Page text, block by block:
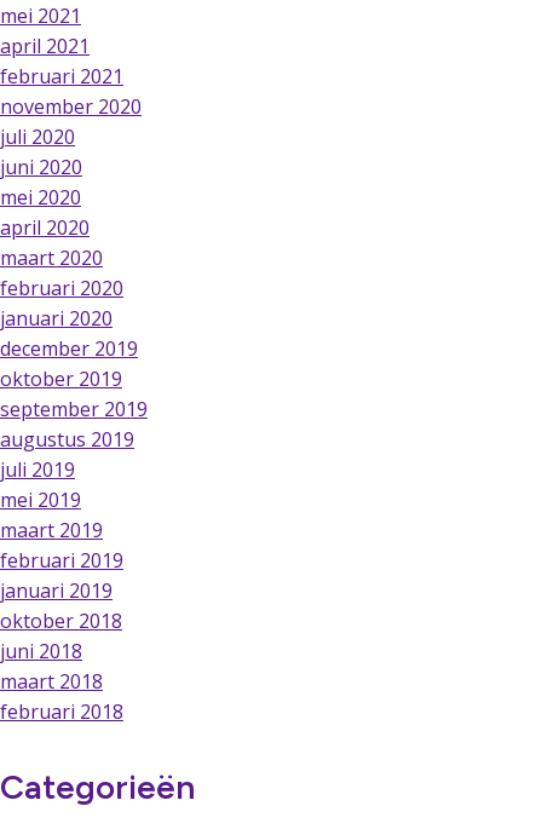
mei 2021
april 2021
februari 2021
november 2020
juli 2020
juni 2020
mei 2020
april 2020
maart 2020
februari 2020
januari 2020
december 2019
oktober 2019
september 2019
augustus 2019
juli 2019
mei 2019
maart 2019
februari 2019
januari 2019
oktober 2018
juni 2018
maart 2018
februari 2018
Categorieën